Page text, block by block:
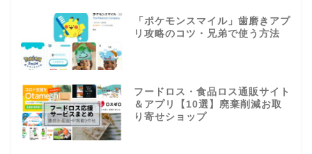
「ポケモンスマイル」歯磨きアプ
リ攻略のコツ・兄弟で使う方法
フードロス・食品ロス通販サイト
＆アプリ【10選】廃棄削減お取
り寄せショップ